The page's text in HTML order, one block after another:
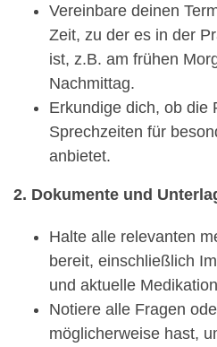
Vereinbare deinen
Zeit, zu der es in der
ist, z.B. am frühen
Nachmittag.
Erkundige dich, ob die
Sprechzeiten für
anbietet.
2. Dokumente und
Halte alle relevanten
bereit, einschließlich
und aktuelle
Notiere alle Fragen
möglicherweise hast,